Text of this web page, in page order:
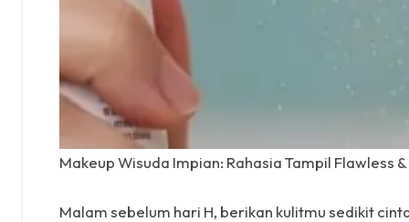
Makeup Wisuda Impian: Rahasia Tampil Flawless
Malam sebelum hari H, berikan kulitmu sedikit